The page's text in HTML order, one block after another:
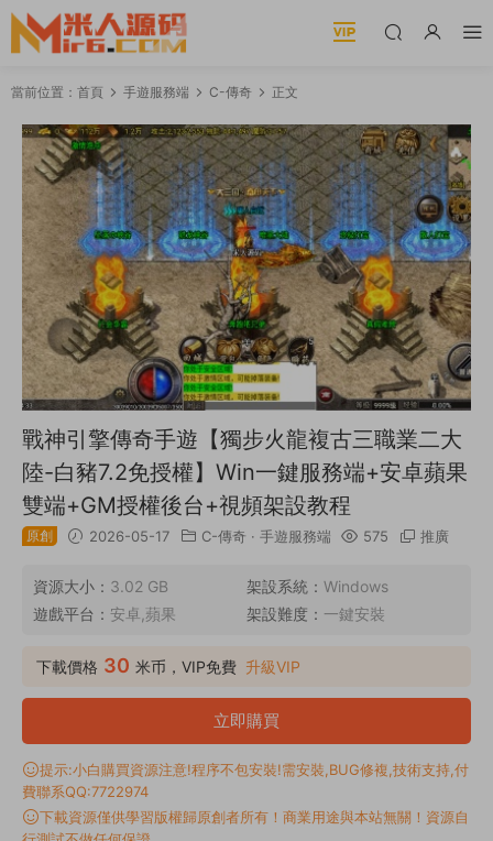
當前位置： 首頁 手遊服務端 C-傳奇 正文
戰神引擎傳奇手遊【獨步火龍複古三職業二大
陸-白豬7.2免授權】Win一鍵服務端+安卓蘋果
雙端+GM授權後台+視頻架設教程
原創 2026-05-17 C-傳奇 · 手遊服務端 575 推廣
資源大小： 3.02 GB 架設系統： Windows
遊戲平台： 安卓,蘋果 架設難度： 一鍵安裝
下載價格 30 米币，VIP免費 升級VIP
立即購買
提示:小白購買資源注意!程序不包安裝!需安裝,BUG修複,技術支持,付
費聯系QQ:7722974
下載資源僅供學習版權歸原創者所有！商業用途與本站無關！資源自